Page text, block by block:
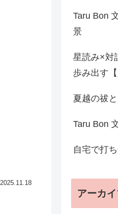
2025.11.18
Taru Bon
景
星読み×対
歩み出す
夏越の祓
Taru Bon
自宅で打
アーカ